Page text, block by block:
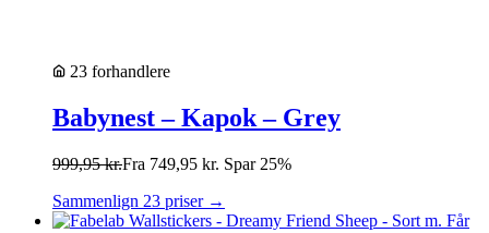
23 forhandlere
Babynest – Kapok – Grey
999,95kr.Fra 749,95 kr. Spar 25%
Sammenlign 23 priser →